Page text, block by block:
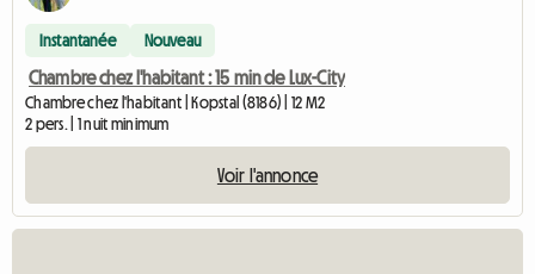
Instantanée Nouveau
Chambre chez l'habitant : 15 min de Lux-City
Chambre chez l'habitant | Kopstal (8186) | 12 M2
2 pers. | 1 nuit minimum
Voir l'annonce